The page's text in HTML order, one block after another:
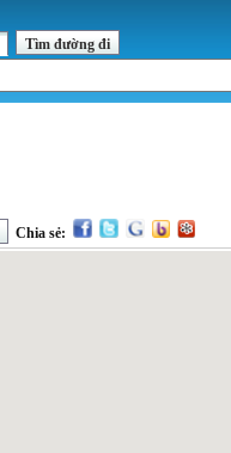
Tìm đường đi
Chia sẻ: